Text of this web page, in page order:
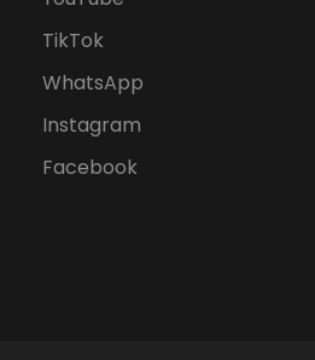
TikTok
WhatsApp
Instagram
Facebook